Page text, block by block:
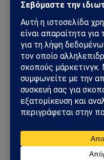
γεωπολιτικό παιχνίδι
Σαουδική Αραβία –
στρατιωτική επιχείρηση
Bab al-Mandab
Φωτιά στη Δυτική Αττική:
Εκκενώσεις με 112 και
Μέγαρα: Γυναίκα
Ανασύρθηκε χωρίς τις
ΗΠΑ – Ιράν: Νέος γύρος
ιρανική πυραυλική
ακόμη πιο επικίνδυνη φάση